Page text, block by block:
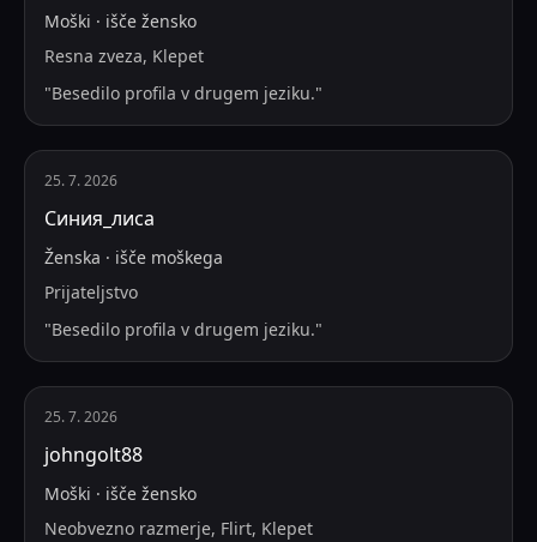
Moški · išče žensko
Resna zveza, Klepet
"Besedilo profila v drugem jeziku."
25. 7. 2026
Синия_лиса
Ženska · išče moškega
Prijateljstvo
"Besedilo profila v drugem jeziku."
25. 7. 2026
johngolt88
Moški · išče žensko
Neobvezno razmerje, Flirt, Klepet